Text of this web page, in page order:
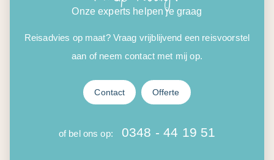
Onze experts helpen je graag
Reisadvies op maat? Vraag vrijblijvend een reisvoorstel
aan of neem contact met mij op.
Contact Offerte
of bel ons op: 0348 - 44 19 51